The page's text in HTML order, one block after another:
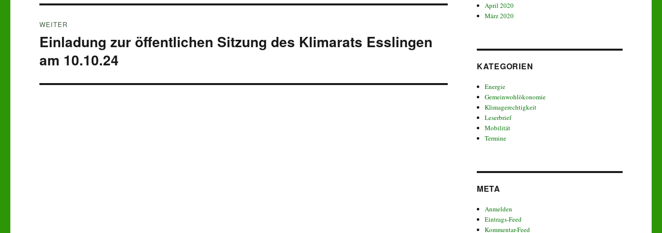
WEITER
Nächster
Einladung zur öffentlichen Sitzung des Klimarats Esslingen
am 10.10.24
April 2020
März 2020
KATEGORIEN
Energie
Gemeinwohlökonomie
Klimagerechtigkeit
Leserbrief
Mobilität
Termine
META
Anmelden
Eintrags-Feed
Kommentar-Feed